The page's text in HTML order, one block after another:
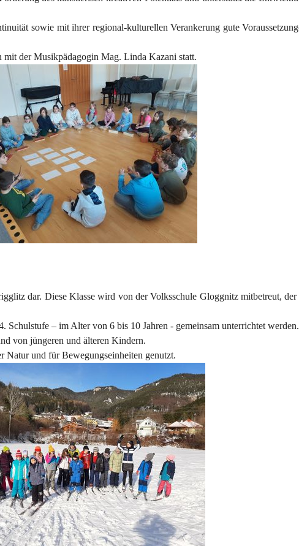
sowie mit ihrer regional-kulturellen Verankerung gute
der Musikpädagogin Mag. Linda Kazani statt.
dar. Diese Klasse wird von der Volksschule Gloggnitz mitbetreut,
– im Alter von 6 bis 10 Jahren - gemeinsam unterrichtet werden.
von jüngeren und älteren Kindern.
Natur und für Bewegungseinheiten genutzt.